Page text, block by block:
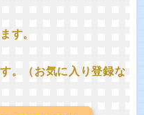
す。
。（お気に入り登録な